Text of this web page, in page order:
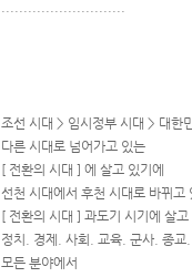
조선 시대 > 임시정부 시대 > 대
다른 시대로 넘어가고 있는
[ 전환의 시대 ] 에 살고 있기에
선천 시대에서 후천 시대로 바뀌고
[ 전환의 시대 ] 과도기 시기에 살고
정치. 경제. 사회. 교육. 군사. 종교
모든 분야에서